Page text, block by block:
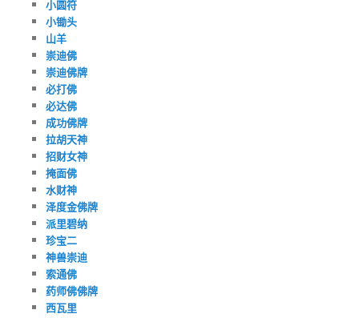
小圆符
小锄头
山羊
崇迪佛
崇迪佛牌
必打佛
必达佛
成功佛牌
拉胡天神
招财女神
掩面佛
水财神
泽度金佛牌
派里碧纳
珍宝二
神兽崇迪
索通佛
药师佛佛牌
西瓦里